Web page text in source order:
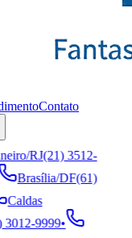
Contato
/RJ(21) 3512-
Brasília/DF(61)
Caldas
9999•